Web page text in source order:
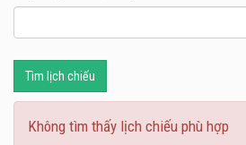
Tìm lịch chiếu
Không tìm thấy lịch chiếu phù hợp